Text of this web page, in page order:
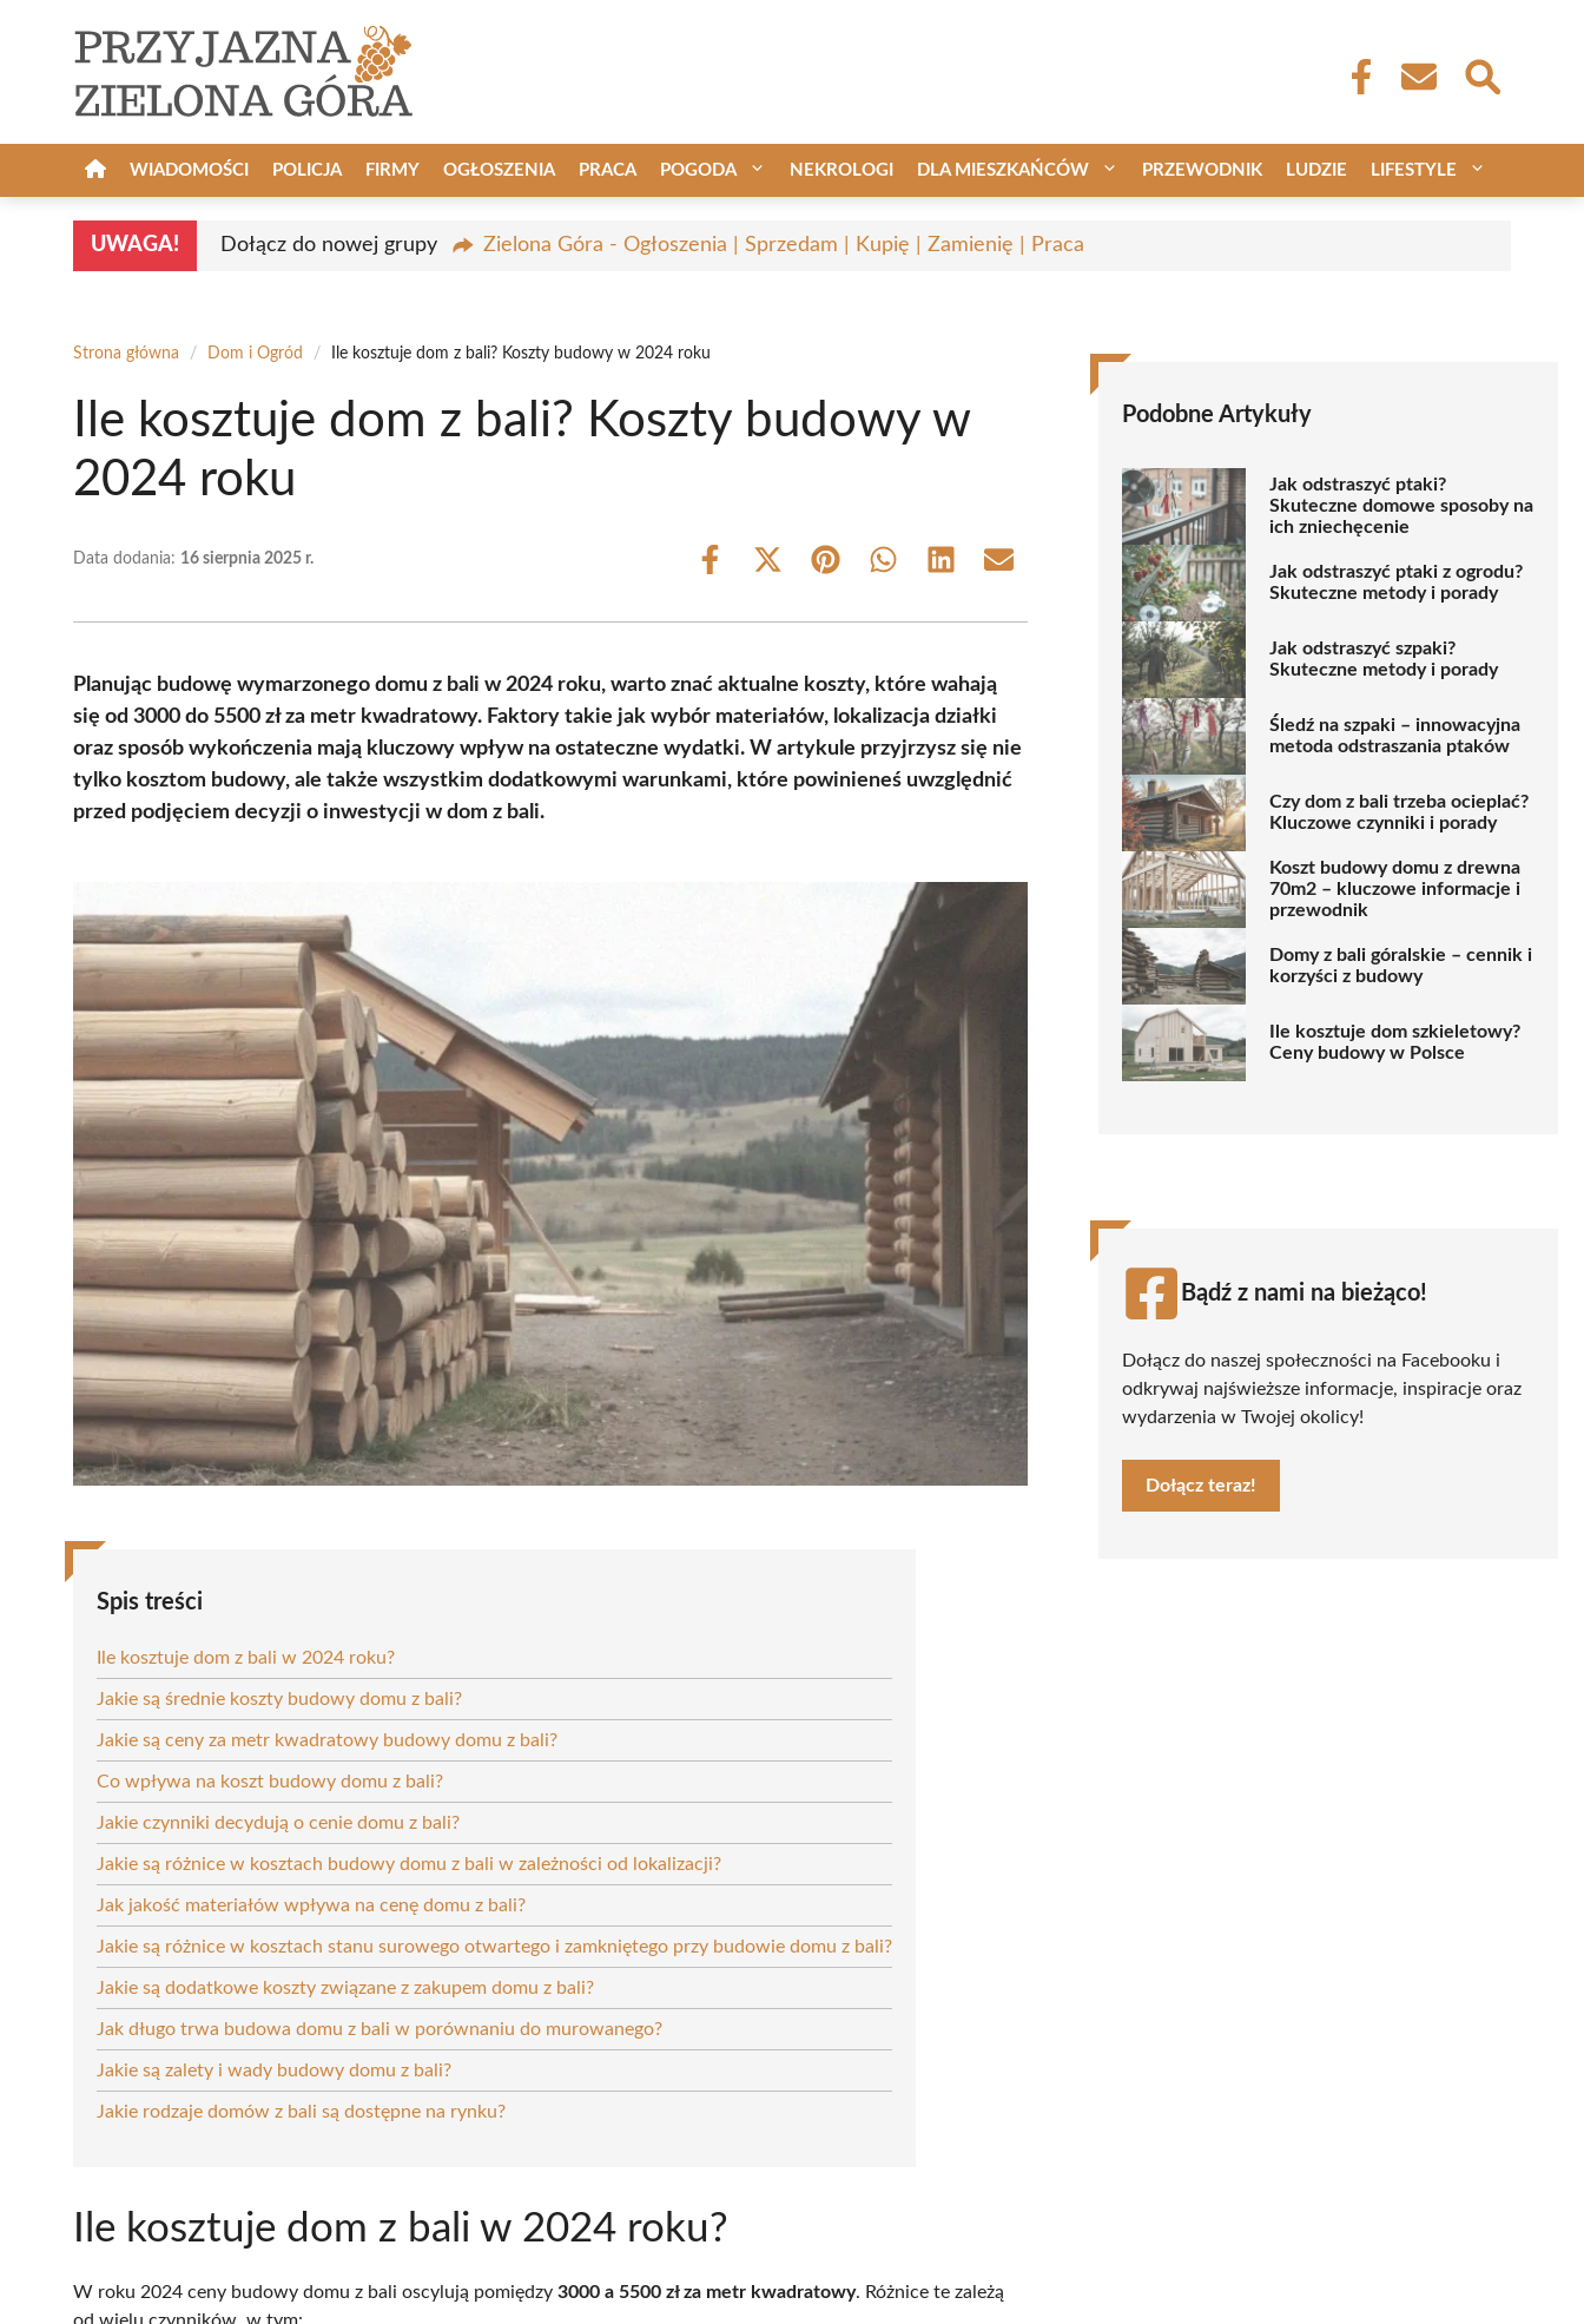
WIADOMOŚCI POLICJA FIRMY OGŁOSZENIA PRACA POGODA NEKROLOGI DLA MIESZKAŃCÓW PRZEWODNIK LUDZIE LIFESTYLE
UWAGA! Dołącz do nowej grupy Zielona Góra - Ogłoszenia | Sprzedam | Kupię | Zamienię | Praca
Strona główna / Dom i Ogród / Ile kosztuje dom z bali? Koszty budowy w 2024 roku
Ile kosztuje dom z bali? Koszty budowy w
2024 roku
Data dodania: 16 sierpnia 2025 r.
Share
Share
(Twitter)
Share Share Share Share
Planując budowę wymarzonego domu z bali w 2024 roku, warto znać aktualne koszty, które wahają
się od 3000 do 5500 zł za metr kwadratowy. Faktory takie jak wybór materiałów, lokalizacja działki
oraz sposób wykończenia mają kluczowy wpływ na ostateczne wydatki. W artykule przyjrzysz się nie
tylko kosztom budowy, ale także wszystkim dodatkowymi warunkami, które powinieneś uwzględnić
przed podjęciem decyzji o inwestycji w dom z bali.
Spis treści
Ile kosztuje dom z bali w 2024 roku?
Jakie są średnie koszty budowy domu z bali?
Jakie są ceny za metr kwadratowy budowy domu z bali?
Co wpływa na koszt budowy domu z bali?
Jakie czynniki decydują o cenie domu z bali?
Jakie są różnice w kosztach budowy domu z bali w zależności od lokalizacji?
Jak jakość materiałów wpływa na cenę domu z bali?
Jakie są różnice w kosztach stanu surowego otwartego i zamkniętego przy budowie domu z bali?
Jakie są dodatkowe koszty związane z zakupem domu z bali?
Jak długo trwa budowa domu z bali w porównaniu do murowanego?
Jakie są zalety i wady budowy domu z bali?
Jakie rodzaje domów z bali są dostępne na rynku?
Ile kosztuje dom z bali w 2024 roku?
W roku 2024 ceny budowy domu z bali oscylują pomiędzy 3000 a 5500 zł za metr kwadratowy. Różnice te zależą
Podobne Artykuły
Jak odstraszyć ptaki?
Skuteczne domowe sposoby na
ich zniechęcenie
Jak odstraszyć ptaki z ogrodu?
Skuteczne metody i porady
Jak odstraszyć szpaki?
Skuteczne metody i porady
Śledź na szpaki – innowacyjna
metoda odstraszania ptaków
Czy dom z bali trzeba ocieplać?
Kluczowe czynniki i porady
Koszt budowy domu z drewna
70m2 – kluczowe informacje i
przewodnik
Domy z bali góralskie – cennik i
korzyści z budowy
Ile kosztuje dom szkieletowy?
Ceny budowy w Polsce
Bądź z nami na bieżąco!
Dołącz do naszej społeczności na Facebooku i
odkrywaj najświeższe informacje, inspiracje oraz
wydarzenia w Twojej okolicy!
Dołącz teraz!